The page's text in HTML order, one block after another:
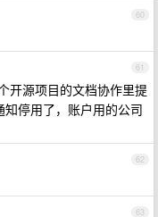
60
61
开源项目的文档协作里提
停用了，账户用的公司
62
63